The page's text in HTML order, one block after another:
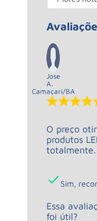
Jose
A.
Camaçari/BA
O preço
produtos
totalmente.
Sim,
Essa
foi útil?